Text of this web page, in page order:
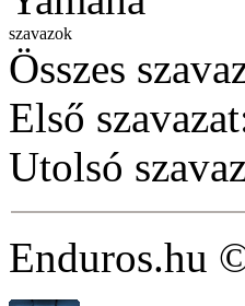
szavazok
Összes
Első
Utolsó
Enduros.hu